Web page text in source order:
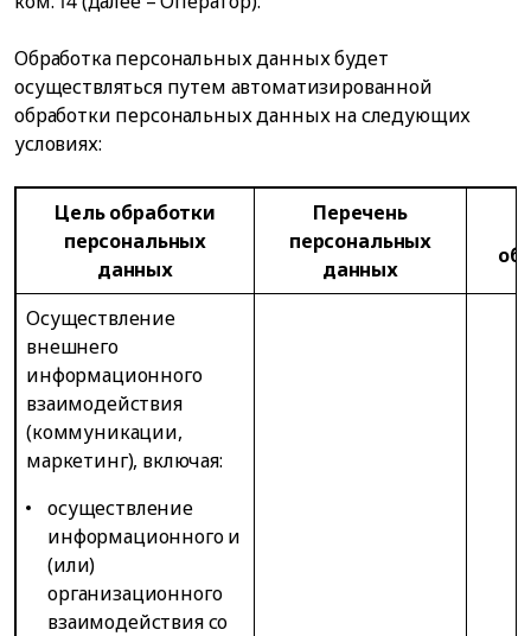
Обработка персональных данных будет
осуществляться путем автоматизированной
обработки персональных данных на следующих
условиях:
Цель обработки
персональных
данных
Перечень
персональных
данных
Осуществление
внешнего
информационного
взаимодействия
(коммуникации,
маркетинг), включая:
осуществление
информационного и
(или)
организационного
взаимодействия со